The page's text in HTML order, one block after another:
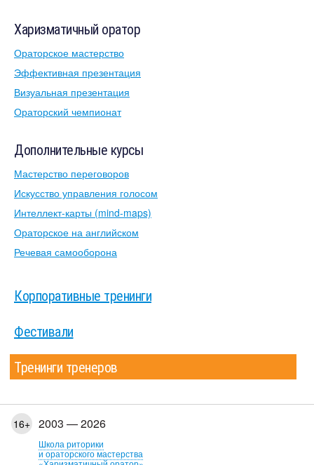
Харизматичный оратор
Ораторское мастерство
Эффективная презентация
Визуальная презентация
Ораторский чемпионат
Дополнительные курсы
Мастерство переговоров
Искусство управления голосом
Интеллект-карты (mind-maps)
Ораторское на английском
Речевая самооборона
Корпоративные тренинги
Фестивали
Тренинги тренеров
16+ 2003 — 2026
Школа риторики
и ораторского мастерства